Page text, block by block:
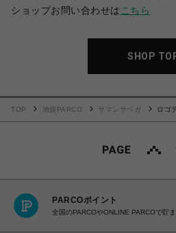
ショップお問い合わせは こちら
SHOP
TOP 池袋PARCO サマンサベガ
ロゴ
PARCOポイント
全国のPARCOやONLINE PARCOで貯